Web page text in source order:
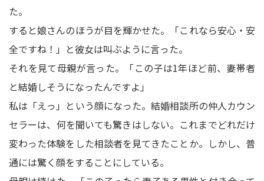
た。
すると娘さんのほうが目を輝かせた。「これなら安心・安
全ですね！」と彼女は叫ぶように言った。
それを見て母親が言った。「この子は1年ほど前、妻帯者
と結婚しそうになったんですよ」
私は「えっ」という顔になった。結婚相談所の仲人カウン
セラーは、何を聞いても驚きはしない。これまでどれだけ
変わった体験をした相談者を見てきたことか。しかし、普
通には驚く顔をすることにしている。